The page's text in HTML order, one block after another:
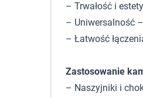
– Trwałość i
– Uniwersalność
– Łatwość
Zastosowanie
– Naszyjniki i